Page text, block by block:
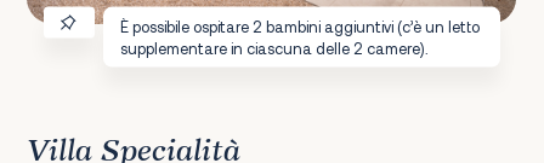
È possibile ospitare 2 bambini aggiuntivi (c’è un letto
supplementare in ciascuna delle 2 camere).
Villa Specialità